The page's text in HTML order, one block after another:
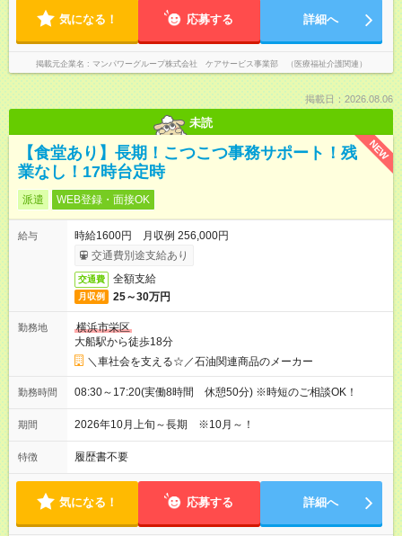
気になる！ 応募する 詳細へ
掲載元企業名 マンパワーグループ株式会社 ケアサービス事業部 （医療福祉介護関連）
掲載日：2026.08.06
未読
NEW
【食堂あり】長期！こつこつ事務サポート！残
業なし！17時台定時
派遣 WEB登録・面接OK
給与
時給1600円 月収例 256,000円
交通費別途支給あり
交通費 全額支給
月収例 25～30万円
勤務地
横浜市栄区
大船駅から徒歩18分
＼車社会を支える☆／石油関連商品のメーカー
勤務時間 08:30～17:20(実働8時間 休憩50分) ※時短のご相談OK！
期間 2026年10月上旬～長期 ※10月～！
特徴 履歴書不要
気になる！ 応募する 詳細へ